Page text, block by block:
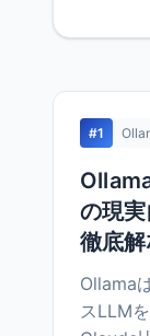
#1
の現
徹底解
Ollama
スLLM